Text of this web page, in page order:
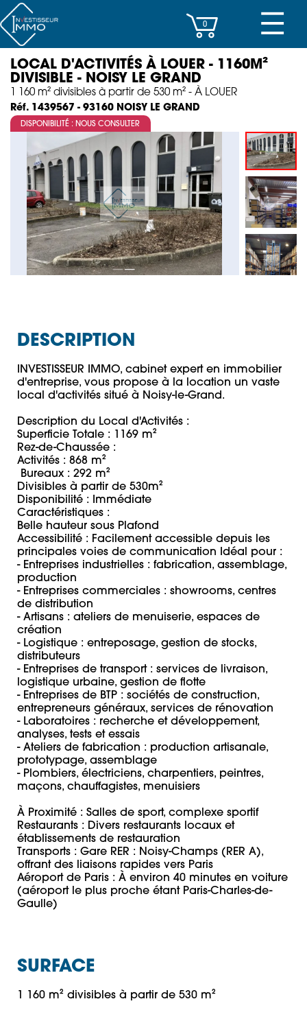
CENTRES D’AFFAIRES
IMMEUBLES DE RAPPORT
PROPERTY MANAGEMENT
PROGRAMMES NEUFS
INVESTISSEMENT
SOCIÉTÉ
ACTUALITÉS
☰
0
LOCAL D'ACTIVITÉS À LOUER - 1160M²
DIVISIBLE - NOISY LE GRAND
1 160 m² divisibles à partir de 530 m² - À LOUER
Réf. 1439567 - 93160 NOISY LE GRAND
DISPONIBILITÉ : NOUS CONSULTER
DESCRIPTION
INVESTISSEUR IMMO, cabinet expert en immobilier
d'entreprise, vous propose à la location un vaste
local d'activités situé à Noisy-le-Grand.
Description du Local d'Activités :
Superficie Totale : 1169 m²
Rez-de-Chaussée :
Activités : 868 m²
Divisibles à partir de 530m²
Disponibilité : Immédiate
Caractéristiques :
Belle hauteur sous Plafond
Accessibilité : Facilement accessible depuis les
principales voies de communication Idéal pour :
- Entreprises industrielles : fabrication, assemblage,
production
- Entreprises commerciales : showrooms, centres
de distribution
- Artisans : ateliers de menuiserie, espaces de
création
- Logistique : entreposage, gestion de stocks,
distributeurs
- Entreprises de transport : services de livraison,
logistique urbaine, gestion de flotte
- Entreprises de BTP : sociétés de construction,
entrepreneurs généraux, services de rénovation
- Laboratoires : recherche et développement,
analyses, tests et essais
- Ateliers de fabrication : production artisanale,
prototypage, assemblage
- Plombiers, électriciens, charpentiers, peintres,
maçons, chauffagistes, menuisiers
À Proximité : Salles de sport, complexe sportif
Restaurants : Divers restaurants locaux et
établissements de restauration
Transports : Gare RER : Noisy-Champs (RER A),
offrant des liaisons rapides vers Paris
Aéroport de Paris : À environ 40 minutes en voiture
(aéroport le plus proche étant Paris-Charles-de-
Gaulle)
SURFACE
1 160 m² divisibles à partir de 530 m²